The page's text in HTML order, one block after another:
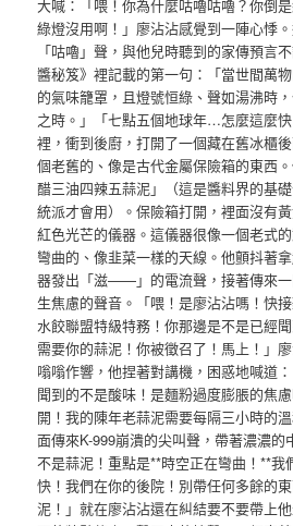
大喊：「喂！你為什麼咕嚕咕嚕？你倒
綠燈沒用啊！」廖沾沾感覺到一陣心悸
「咕嚕」聲，與他兒時聽到的家傳預言
醬秘笈》裡記載的第一句：「當世間萬
的氣味籠罩，且燈號恒綠、聲如湯沸時
之時。」「七點五個地球年…怎麼這麼
裡，衝到後廚，打開了一個藏在舊冰櫃
個老舊的、像是古代金屬保險箱的東西
醋三油四辣五蒜泥」（這是醬料界的基
統派才會用）。保險箱打開，裡面沒有
紅色光芒的儀器。這儀器很像一個老式
彎曲的、像韭菜一樣的天線。他顫抖著
器發出「滋——」的電流聲，接著傳來
生焦慮的聲音。「喂！是廖沾沾嗎！快
水餃聯盟特級特務！你那邊是不是已經
需要你的蒜泥！你被徵召了！馬上！」
嗡嗡作響，他捏著對講機，困惑地喊道
聞到的不是酸味！是麵粉過度膨脹的焦
開！我的陳年老蒜泥需要每隔三小時的
面傳來K-999崩潰的尖叫聲，帶著濃濃
不是蒜泥！重點是**時空正在彎曲！**我
快！我們在你的後院！別帶任何多餘的
泥！」就在廖沾沾還在糾結要不要帶上